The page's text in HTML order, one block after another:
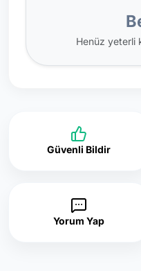
Henüz yeterli
Güvenli Bildir
Yorum Yap